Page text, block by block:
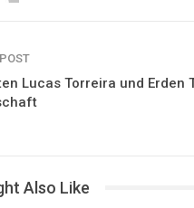
Lucas Torreira und Erden
Also Like